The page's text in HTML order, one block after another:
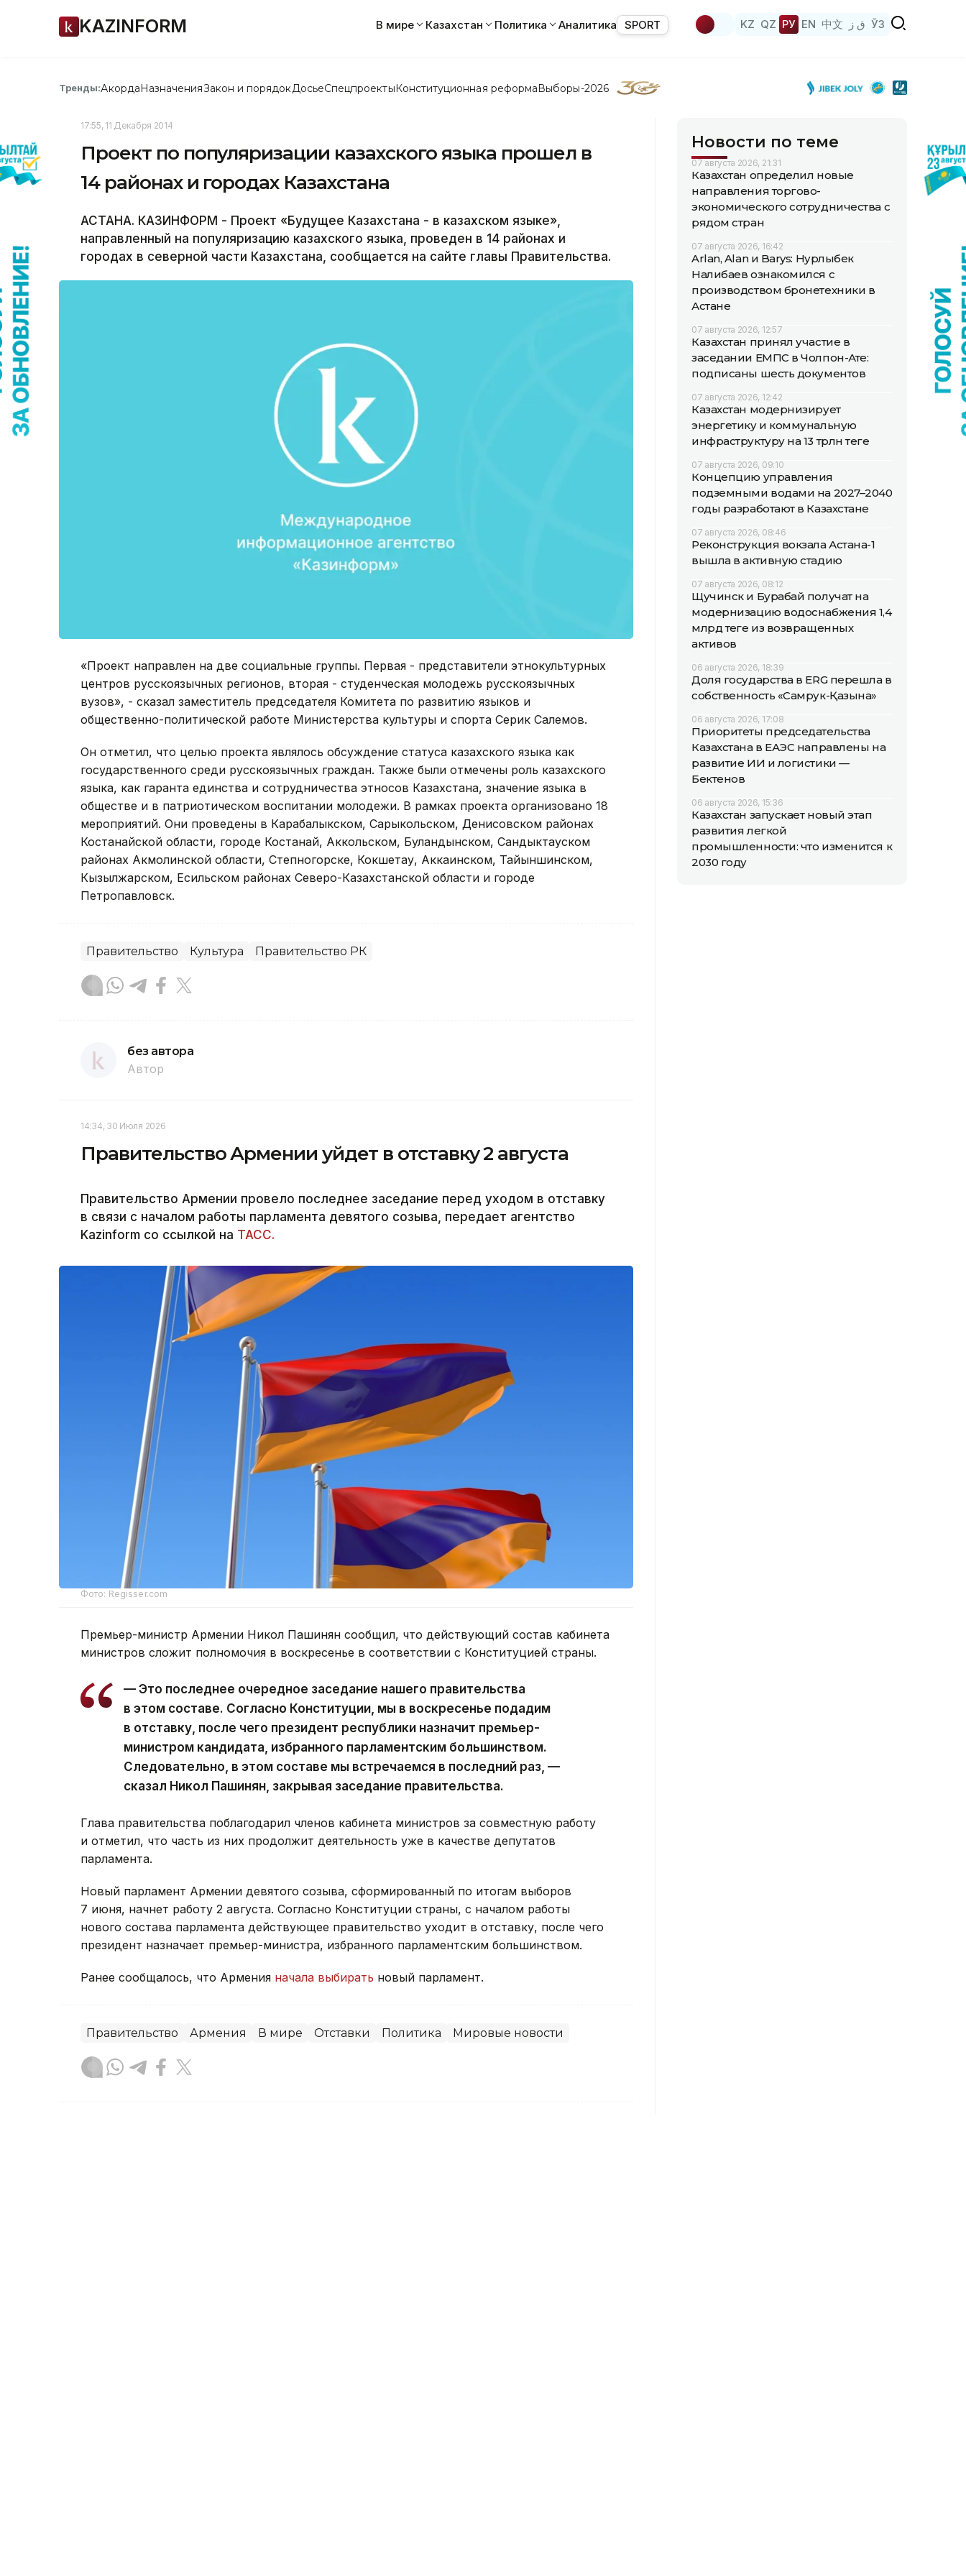
KAZINFORM В мире Казахстан Политика Аналитика SPORT KZ QZ РУ EN 中文 ق ز ЎЗ
Тренды:АкордаНазначенияЗакон и порядок ДосьеСпецпроектыКонституционная реформаВыборы-2026
17:55, 11 Декабря 2014
Проект по популяризации казахского языка прошел в
14 районах и городах Казахстана
АСТАНА. КАЗИНФОРМ - Проект «Будущее Казахстана - в казахском языке»,
направленный на популяризацию казахского языка, проведен в 14 районах и
городах в северной части Казахстана, сообщается на сайте главы Правительства.
«Проект направлен на две социальные группы. Первая - представители этнокультурных
центров русскоязычных регионов, вторая - студенческая молодежь русскоязычных
вузов», - сказал заместитель председателя Комитета по развитию языков и
общественно-политической работе Министерства культуры и спорта Серик Салемов.
Он отметил, что целью проекта являлось обсуждение статуса казахского языка как
государственного среди русскоязычных граждан. Также были отмечены роль казахского
языка, как гаранта единства и сотрудничества этносов Казахстана, значение языка в
обществе и в патриотическом воспитании молодежи. В рамках проекта организовано 18
мероприятий. Они проведены в Карабалыкском, Сарыкольском, Денисовском районах
Костанайской области, городе Костанай, Аккольском, Буландынском, Сандыктауском
районах Акмолинской области, Степногорске, Кокшетау, Аккаинском, Тайыншинском,
Кызылжарском, Есильском районах Северо-Казахстанской области и городе
Петропавловск.
Правительство Культура Правительство РК
без автора
Автор
14:34, 30 Июля 2026
Правительство Армении уйдет в отставку 2 августа
Правительство Армении провело последнее заседание перед уходом в отставку
в связи с началом работы парламента девятого созыва, передает агентство
Kazinform со ссылкой на ТАСС.
Фото: Regisser.com
Премьер-министр Армении Никол Пашинян сообщил, что действующий состав кабинета
министров сложит полномочия в воскресенье в соответствии с Конституцией страны.
— Это последнее очередное заседание нашего правительства
в этом составе. Согласно Конституции, мы в воскресенье подадим
в отставку, после чего президент республики назначит премьер-
министром кандидата, избранного парламентским большинством.
Следовательно, в этом составе мы встречаемся в последний раз, —
сказал Никол Пашинян, закрывая заседание правительства.
Глава правительства поблагодарил членов кабинета министров за совместную работу
и отметил, что часть из них продолжит деятельность уже в качестве депутатов
парламента.
Новый парламент Армении девятого созыва, сформированный по итогам выборов
7 июня, начнет работу 2 августа. Согласно Конституции страны, с началом работы
нового состава парламента действующее правительство уходит в отставку, после чего
президент назначает премьер-министра, избранного парламентским большинством.
Ранее сообщалось, что Армения начала выбирать новый парламент.
Правительство Армения В мире Отставки Политика Мировые новости
Новости по теме
07 августа 2026, 21:31
Казахстан определил новые
направления торгово-
экономического сотрудничества с
рядом стран
07 августа 2026, 16:42
Arlan, Alan и Barys: Нурлыбек
Налибаев ознакомился с
производством бронетехники в
Астане
07 августа 2026, 12:57
Казахстан принял участие в
заседании ЕМПС в Чолпон-Ате:
подписаны шесть документов
07 августа 2026, 12:42
Казахстан модернизирует
энергетику и коммунальную
инфраструктуру на 13 трлн теңге
07 августа 2026, 09:10
Концепцию управления
подземными водами на 2027–2040
годы разработают в Казахстане
07 августа 2026, 08:46
Реконструкция вокзала Астана-1
вышла в активную стадию
07 августа 2026, 08:12
Щучинск и Бурабай получат на
модернизацию водоснабжения 1,4
млрд теңге из возвращенных
активов
06 августа 2026, 18:39
Доля государства в ERG перешла в
собственность «Самрук-Қазына»
06 августа 2026, 17:08
Приоритеты председательства
Казахстана в ЕАЭС направлены на
развитие ИИ и логистики —
Бектенов
06 августа 2026, 15:36
Казахстан запускает новый этап
развития легкой
промышленности: что изменится к
2030 году